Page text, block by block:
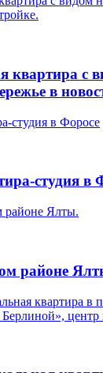
квартира с
в
студия в
районе